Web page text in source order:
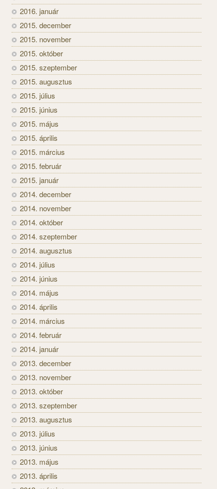
2016. január
2015. december
2015. november
2015. október
2015. szeptember
2015. augusztus
2015. július
2015. június
2015. május
2015. április
2015. március
2015. február
2015. január
2014. december
2014. november
2014. október
2014. szeptember
2014. augusztus
2014. július
2014. június
2014. május
2014. április
2014. március
2014. február
2014. január
2013. december
2013. november
2013. október
2013. szeptember
2013. augusztus
2013. július
2013. június
2013. május
2013. április